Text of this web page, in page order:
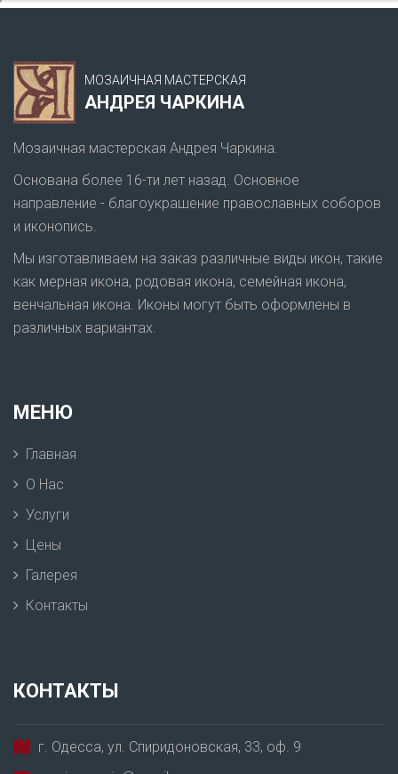
МОЗАИЧНАЯ МАСТЕРСКАЯ
АНДРЕЯ ЧАРКИНА
Мозаичная мастерская Андрея Чаркина.
Основана более 16-ти лет назад. Основное
направление - благоукрашение православных соборов
и иконопись.
Мы изготавливаем на заказ различные виды икон, такие
как мерная икона, родовая икона, семейная икона,
венчальная икона. Иконы могут быть оформлены в
различных вариантах.
МЕНЮ
Главная
О Нас
Услуги
Цены
Галерея
Контакты
КОНТАКТЫ
г. Одесса, ул. Спиридоновская, 33, оф. 9